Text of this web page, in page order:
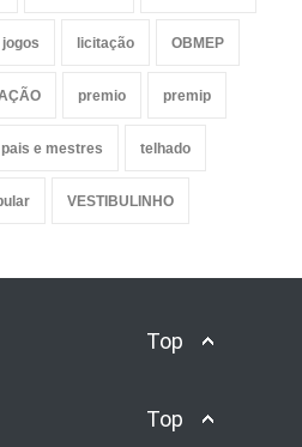
jogos licitação OBMEP
premio premip
e mestres telhado
VESTIBULINHO
Top
Top